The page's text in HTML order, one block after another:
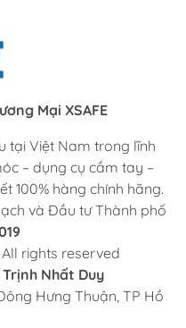
Mại XSAFE
tại Việt Nam trong lĩnh
– dụng cụ cầm tay –
100% hàng chính hãng.
và Đầu tư Thành phố
All rights reserved
Nhất Duy
Hưng Thuận, TP Hồ